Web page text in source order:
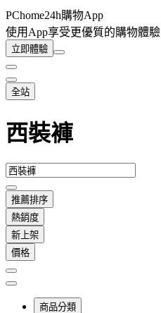
PChome24h購物App
使用App享受更優質的購物體驗
立即體驗
全站
西裝褲
推薦排序
熱銷度
新上架
價格
商品分類